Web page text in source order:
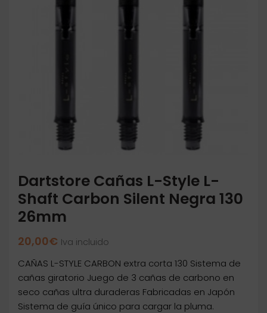
Dartstore Cañas L-Style L-
Shaft Carbon Silent Negra 130
26mm
20,00€ Iva incluido
CAÑAS L-STYLE CARBON extra corta 130 Sistema de
cañas giratorio Juego de 3 cañas de carbono en
seco cañas ultra duraderas Fabricadas en Japón
Sistema de guía único para cargar la pluma.